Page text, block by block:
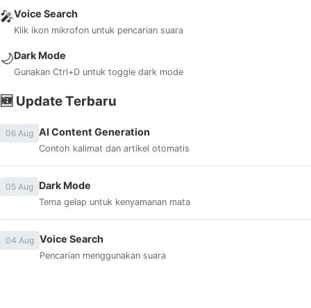
🎤Voice Search
Klik ikon mikrofon untuk pencarian suara
🌙Dark Mode
Gunakan Ctrl+D untuk toggle dark mode
🆕 Update Terbaru
06 Aug AI Content Generation
Contoh kalimat dan artikel otomatis
05 Aug Dark Mode
Tema gelap untuk kenyamanan mata
04 Aug Voice Search
Pencarian menggunakan suara